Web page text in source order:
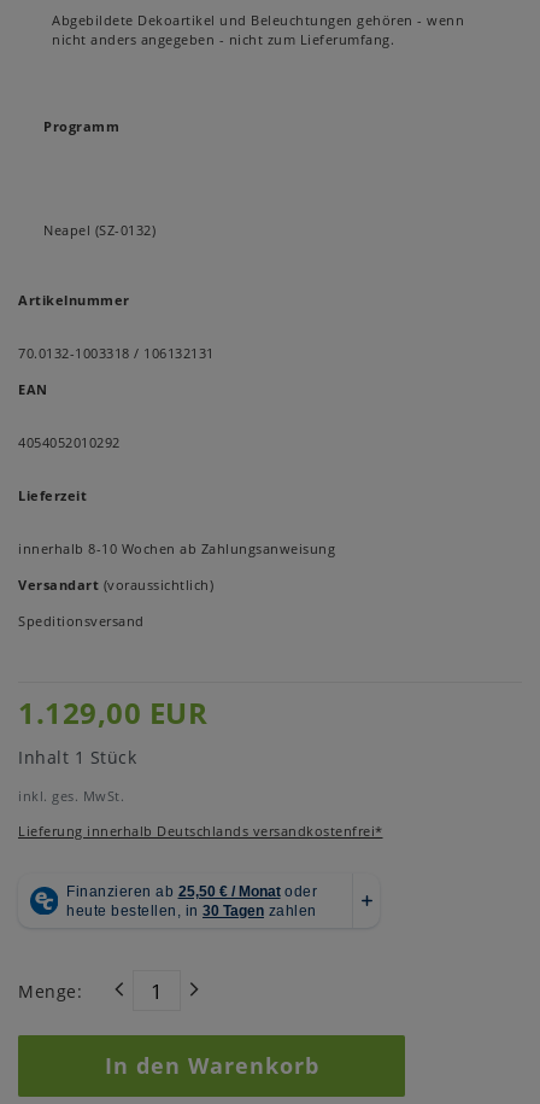
Abgebildete Dekoartikel und Beleuchtungen gehören - wenn
nicht anders angegeben - nicht zum Lieferumfang.
Programm
Neapel (SZ-0132)
Artikelnummer
70.0132-1003318 / 106132131
EAN
4054052010292
Lieferzeit
innerhalb 8-10 Wochen ab Zahlungsanweisung
Versandart (voraussichtlich)
Speditionsversand
1.129,00 EUR
Inhalt 1 Stück
inkl. ges. MwSt.
Lieferung innerhalb Deutschlands versandkostenfrei*
Menge:
In den Warenkorb